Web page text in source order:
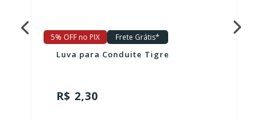
5% OFF no PIX Frete Grátis*
Luva para Conduite Tigre
R$ 2,30